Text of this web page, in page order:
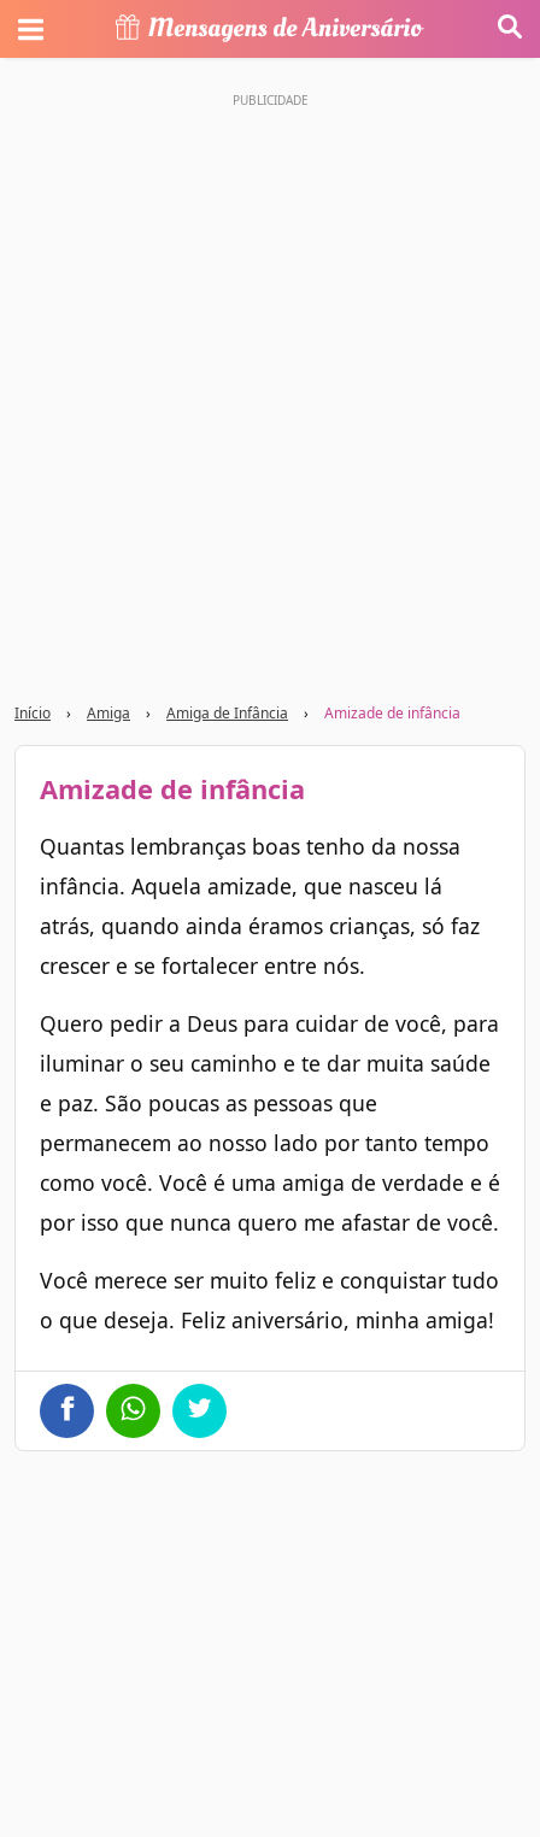
Início › Amiga › Amiga de Infância › Amizade de infância
Amizade de infância
Quantas lembranças boas tenho da nossa
infância. Aquela amizade, que nasceu lá
atrás, quando ainda éramos crianças, só faz
crescer e se fortalecer entre nós.
Quero pedir a Deus para cuidar de você, para
iluminar o seu caminho e te dar muita saúde
e paz. São poucas as pessoas que
permanecem ao nosso lado por tanto tempo
como você. Você é uma amiga de verdade e é
por isso que nunca quero me afastar de você.
Você merece ser muito feliz e conquistar tudo
o que deseja. Feliz aniversário, minha amiga!